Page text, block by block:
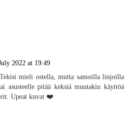
2022 at 19:49
mieli ostella, mutta samoilla linjoilla
asusteelle pitää keksiä muutakin käyttöä
Upeat kuvat ❤️